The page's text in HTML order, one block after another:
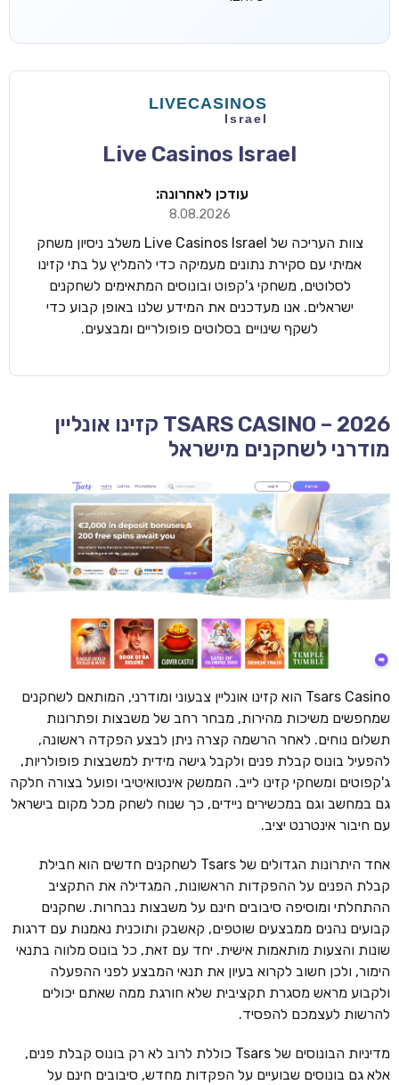
Live Casinos Israel
עודכן לאחרונה:
8.08.2026
צוות העריכה של Live Casinos Israel משלב ניסיון משחק
אמיתי עם סקירת נתונים מעמיקה כדי להמליץ על בתי קזינו
לסלוטים, משחקי ג'קפוט ובונוסים המתאימים לשחקנים
ישראלים. אנו מעדכנים את המידע שלנו באופן קבוע כדי
לשקף שינויים בסלוטים פופולריים ומבצעים.
TSARS CASINO – 2026 קזינו אונליין
מודרני לשחקנים מישראל
Tsars Casino הוא קזינו אונליין צבעוני ומודרני, המותאם לשחקנים
שמחפשים משיכות מהירות, מבחר רחב של משבצות ופתרונות
תשלום נוחים. לאחר הרשמה קצרה ניתן לבצע הפקדה ראשונה,
להפעיל בונוס קבלת פנים ולקבל גישה מידית למשבצות פופולריות,
ג'קפוטים ומשחקי קזינו לייב. הממשק אינטואיטיבי ופועל בצורה חלקה
גם במחשב וגם במכשירים ניידים, כך שנוח לשחק מכל מקום בישראל
עם חיבור אינטרנט יציב.
אחד היתרונות הגדולים של Tsars לשחקנים חדשים הוא חבילת
קבלת הפנים על ההפקדות הראשונות, המגדילה את התקציב
ההתחלתי ומוסיפה סיבובים חינם על משבצות נבחרות. שחקנים
קבועים נהנים ממבצעים שוטפים, קאשבק ותוכנית נאמנות עם דרגות
שונות והצעות מותאמות אישית. יחד עם זאת, כל בונוס מלווה בתנאי
הימור, ולכן חשוב לקרוא בעיון את תנאי המבצע לפני ההפעלה
ולקבוע מראש מסגרת תקציבית שלא חורגת ממה שאתם יכולים
להרשות לעצמכם להפסיד.
מדיניות הבונוסים של Tsars כוללת לרוב לא רק בונוס קבלת פנים,
אלא גם בונוסים שבועיים על הפקדות מחדש, סיבובים חינם על